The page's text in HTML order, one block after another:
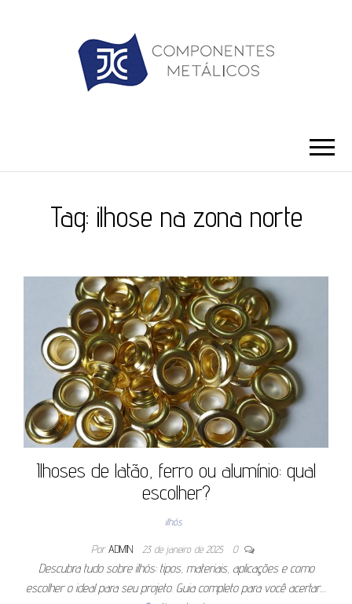
Tag: ilhose na zona norte
Ilhoses de latão, ferro ou alumínio: qual
escolher?
ilhós
Por ADMIN 23 de janeiro de 2025 0
Descubra tudo sobre ilhós: tipos, materiais, aplicações e como
escolher o ideal para seu projeto. Guia completo para você acertar…